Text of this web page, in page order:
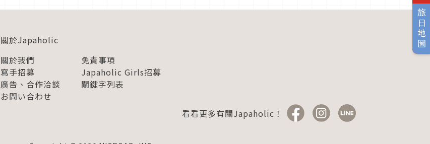
旅日地圖
關於Japaholic
關於我們
免責事項
寫手招募
Japaholic Girls招募
廣告、合作洽談
關鍵字列表
お問い合わせ
看看更多有關Japaholic！